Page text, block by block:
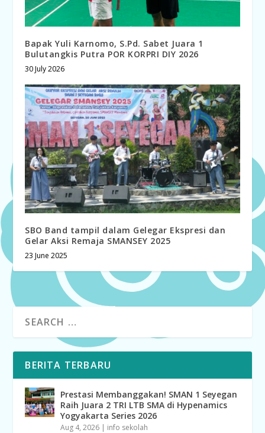
Bapak Yuli Karnomo, S.Pd. Sabet Juara 1
Bulutangkis Putra POR KORPRI DIY 2026
30 July 2026
SBO Band tampil dalam Gelegar Ekspresi dan
Gelar Aksi Remaja SMANSEY 2025
23 June 2025
BERITA TERBARU
Prestasi Membanggakan! SMAN 1 Seyegan
Raih Juara 2 TRI LTB SMA di Hypenamics
Yogyakarta Series 2026
Aug 4, 2026 | info sekolah